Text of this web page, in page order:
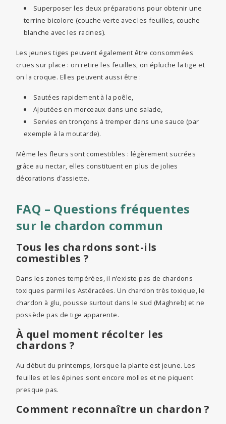
Superposer les deux préparations pour obtenir une
terrine bicolore (couche verte avec les feuilles, couche
blanche avec les racines).
Les jeunes tiges peuvent également être consommées
crues sur place : on retire les feuilles, on épluche la tige et
on la croque. Elles peuvent aussi être :
Sautées rapidement à la poêle,
Ajoutées en morceaux dans une salade,
Servies en tronçons à tremper dans une sauce (par
exemple à la moutarde).
Même les fleurs sont comestibles : légèrement sucrées
grâce au nectar, elles constituent en plus de jolies
décorations d’assiette.
FAQ – Questions fréquentes
sur le chardon commun
Tous les chardons sont-ils
comestibles ?
Dans les zones tempérées, il n’existe pas de chardons
toxiques parmi les Astéracées. Un chardon très toxique, le
chardon à glu, pousse surtout dans le sud (Maghreb) et ne
possède pas de tige apparente.
À quel moment récolter les
chardons ?
Au début du printemps, lorsque la plante est jeune. Les
feuilles et les épines sont encore molles et ne piquent
presque pas.
Comment reconnaître un chardon ?